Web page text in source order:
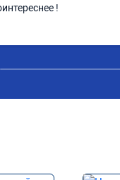
!